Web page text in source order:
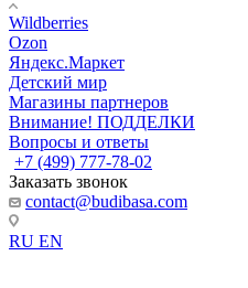
Wildberries
Ozon
Яндекс.Маркет
Детский мир
Магазины партнеров
Внимание! ПОДДЕЛКИ
Вопросы и ответы
+7 (499) 777-78-02
Заказать звонок
contact@budibasa.com
RU EN